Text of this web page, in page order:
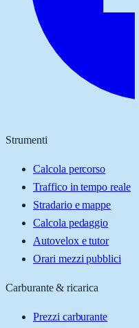
Strumenti
Calcola percorso
Traffico in tempo reale
Stradario e mappe
Calcola pedaggio
Autovelox e tutor
Orari mezzi pubblici
Carburante & ricarica
Prezzi carburante